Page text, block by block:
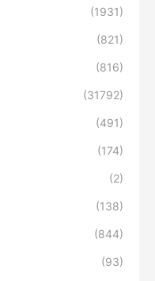
(1931)
(821)
(816)
(31792)
(491)
(174)
(2)
(138)
(844)
(93)